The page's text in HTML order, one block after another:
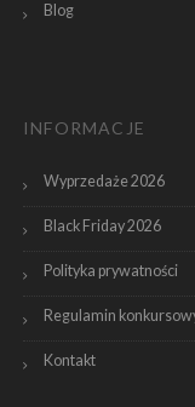
Blog
INFORMACJE
Wyprzedaże 2026
Black Friday 2026
Polityka prywatności
Regulamin
Kontakt